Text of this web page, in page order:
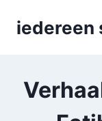
iedereen